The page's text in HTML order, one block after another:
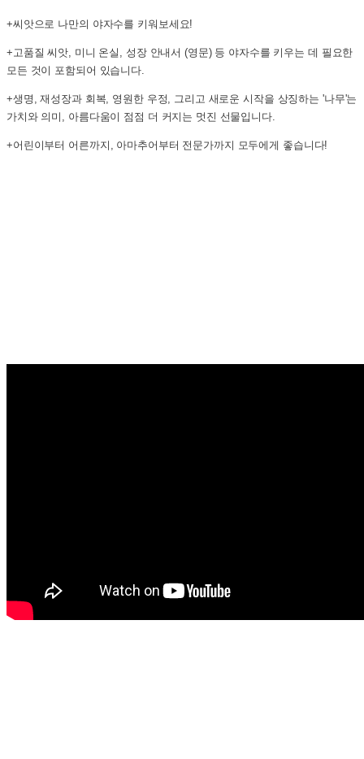
+씨앗으로 나만의 야자수를 키워보세요!
+고품질 씨앗, 미니 온실, 성장 안내서 (영문) 등 야자수를 키우는 데 필요한
모든 것이 포함되어 있습니다.
+생명, 재성장과 회복, 영원한 우정, 그리고 새로운 시작을 상징하는 '나무'는
가치와 의미, 아름다움이 점점 더 커지는 멋진 선물입니다.
+어린이부터 어른까지, 아마추어부터 전문가까지 모두에게 좋습니다!